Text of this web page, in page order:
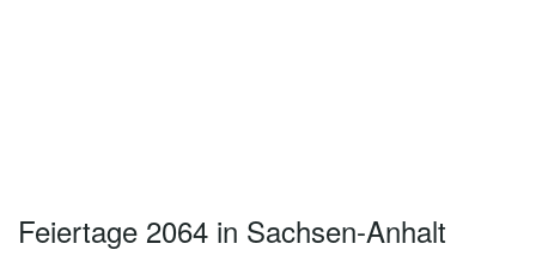
Feiertage 2064 in Sachsen-Anhalt